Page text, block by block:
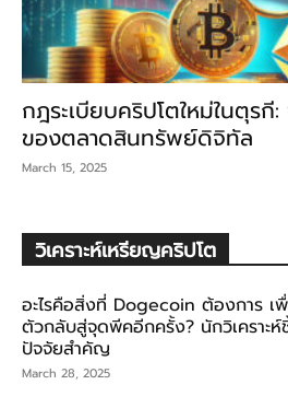
กฎระเบียบคริปโตใหม่ในตุร
ของตลาดสินทรัพย์ดิจิทัล
March 15, 2025
วิเคราะห์เหรียญคริปโต
อะไรคือสิ่งที่ Dogecoin ต้องการ เ
ตัวกลับสู่จุดพีคอีกครั้ง? นักวิเคราะห์
ปัจจัยสำคัญ
March 28, 2025